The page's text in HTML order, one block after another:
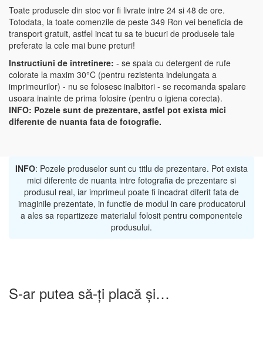
Toate produsele din stoc vor fi livrate intre 24 si 48 de ore.
Totodata, la toate comenzile de peste 349 Ron vei beneficia de
transport gratuit, astfel incat tu sa te bucuri de produsele tale
preferate la cele mai bune preturi!
Instructiuni de intretinere: - se spala cu detergent de rufe
colorate la maxim 30°C (pentru rezistenta indelungata a
imprimeurilor) - nu se folosesc inalbitori - se recomanda spalare
usoara inainte de prima folosire (pentru o igiena corecta).
INFO: Pozele sunt de prezentare, astfel pot exista mici
diferente de nuanta fata de fotografie.
INFO: Pozele produselor sunt cu titlu de prezentare. Pot exista
mici diferente de nuanta intre fotografia de prezentare si
produsul real, iar imprimeul poate fi incadrat diferit fata de
imaginile prezentate, in functie de modul in care producatorul
a ales sa repartizeze materialul folosit pentru componentele
produsului.
S-ar putea să-ți placă și…